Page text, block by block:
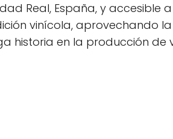
Real, España, y accesible
vinícola, aprovechando
historia en la producción de